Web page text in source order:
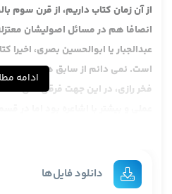
از آن زمان کتاب داریم، از قرن
انصافا هم در مسائل اصولیشان
عبدالجبار یا ابوالحسین بصری،
است. نمی دانم از سابق هم بود یا نه
فخر رازی، در این جهت فرقی نمی کند.
تعبدی و نقلیش بیشتر بود.
به هر حال هر دو مطلب مطرح می
ادامه
دانلود فایل‌ها